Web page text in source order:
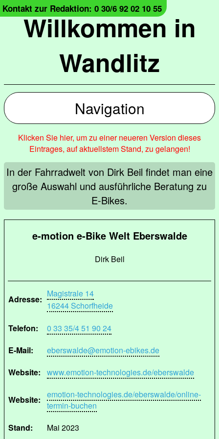
Willkommen in
Wandlitz
Kontakt zur Redaktion: 0 30/6 92 02 10 55
Navigation
Klicken Sie hier, um zu einer neueren Version dieses
Eintrages, auf aktuellstem Stand, zu gelangen!
In der Fahrradwelt von Dirk Beil findet man eine
große Auswahl und ausführliche Beratung zu
E-Bikes.
e-motion e-Bike Welt Eberswalde
Dirk Beil
Adresse:
Magistrale 14
16244 Schorfheide
Telefon:
0 33 35/4 51 90 24
E-Mail:
eberswalde@emotion-ebikes.de
Website:
www.emotion-technologies.de/eberswalde
Website:
emotion-technologies.de/eberswalde/online-
termin-buchen
Stand:
Mai 2023